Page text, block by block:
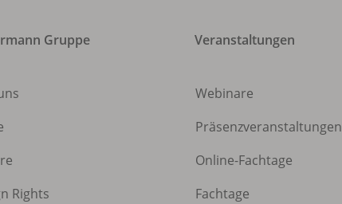
Gruppe
Rights
Veranstaltungen
Webinare
Präsenzveranstaltungen
Online-Fachtage
Fachtage